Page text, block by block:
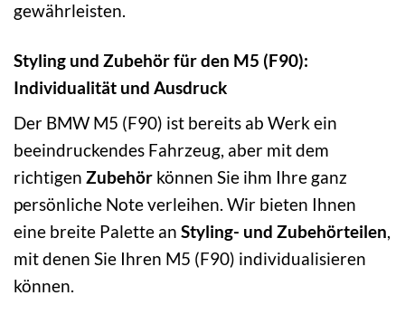
gewährleisten.
Styling und Zubehör für den M5 (F90):
Individualität und Ausdruck
Der BMW M5 (F90) ist bereits ab Werk ein
beeindruckendes Fahrzeug, aber mit dem
richtigen Zubehör können Sie ihm Ihre ganz
persönliche Note verleihen. Wir bieten Ihnen
eine breite Palette an Styling- und Zubehörteilen,
mit denen Sie Ihren M5 (F90) individualisieren
können.